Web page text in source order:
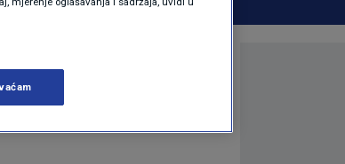
obračuna, promjena
bi pomogla